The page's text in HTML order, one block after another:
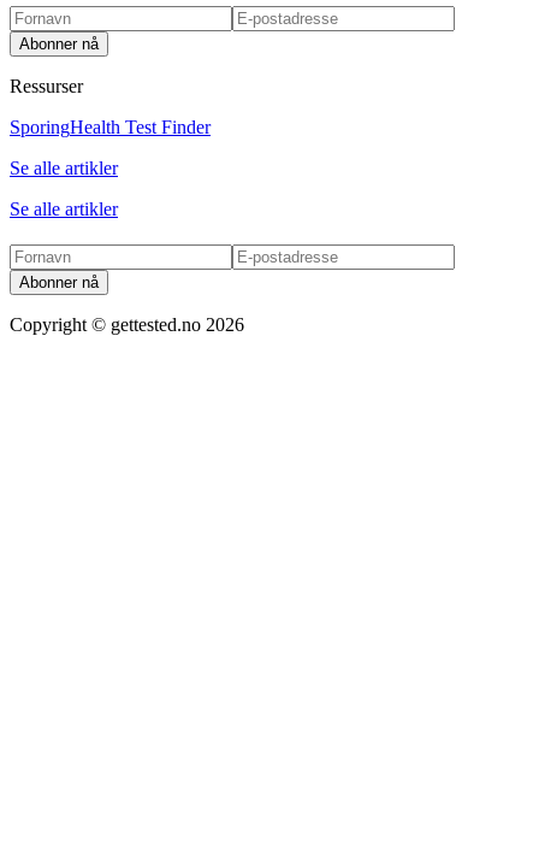
Abonner nå
Ressurser
SporingHealth Test Finder
Se alle artikler
Se alle artikler
Abonner nå
Copyright © gettested.no 2026